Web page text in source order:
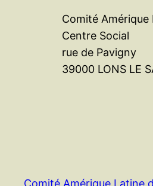
Comité Amérique
Centre Social
rue de Pavigny
39000 LONS LE
Comité Amérique Latine